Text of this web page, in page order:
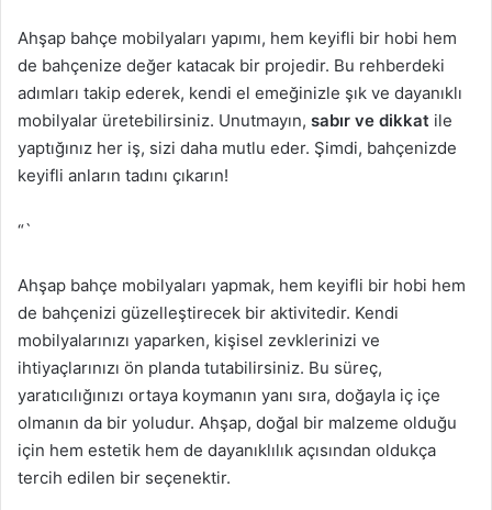
Ahşap bahçe mobilyaları yapımı, hem keyifli bir hobi hem
de bahçenize değer katacak bir projedir. Bu rehberdeki
adımları takip ederek, kendi el emeğinizle şık ve dayanıklı
mobilyalar üretebilirsiniz. Unutmayın, sabır ve dikkat ile
yaptığınız her iş, sizi daha mutlu eder. Şimdi, bahçenizde
keyifli anların tadını çıkarın!
“`
Ahşap bahçe mobilyaları yapmak, hem keyifli bir hobi hem
de bahçenizi güzelleştirecek bir aktivitedir. Kendi
mobilyalarınızı yaparken, kişisel zevklerinizi ve
ihtiyaçlarınızı ön planda tutabilirsiniz. Bu süreç,
yaratıcılığınızı ortaya koymanın yanı sıra, doğayla iç içe
olmanın da bir yoludur. Ahşap, doğal bir malzeme olduğu
için hem estetik hem de dayanıklılık açısından oldukça
tercih edilen bir seçenektir.